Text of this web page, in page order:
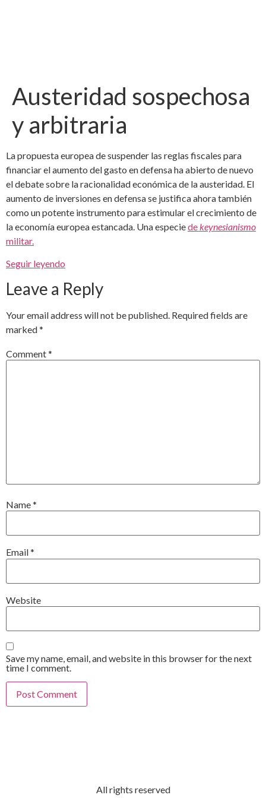
Austeridad sospechosa
y arbitraria
La propuesta europea de suspender las reglas fiscales para
financiar el aumento del gasto en defensa ha abierto de nuevo
el debate sobre la racionalidad económica de la austeridad. El
aumento de inversiones en defensa se justifica ahora también
como un potente instrumento para estimular el crecimiento de
la economía europea estancada. Una especiede keynesianismo
militar.
Seguir leyendo
Leave a Reply
Your email address will not be published. Required fields are
marked*
Comment*
Name*
Email*
Website
Save my name, email, and website in this browser for the next
time I comment.
All rights reserved